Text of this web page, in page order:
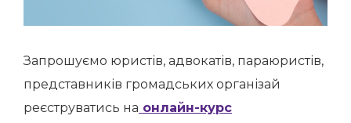
Запрошуємо юристів, адвокатів, параюристів,
представників громадських організай
реєструватись на онлайн-курс